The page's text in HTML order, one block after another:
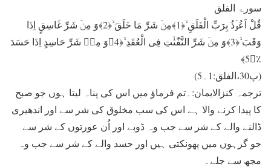
سورۃ الفلق
قُلْ اَعُوۡذُ بِرَبِّ الْفَلَقِ ۙ﴿1﴾مِنۡ شَرِّ مَا خَلَقَ ۙ﴿2﴾وَ مِنۡ شَرِّ غَاسِقٍ اِذَا
وَقَبَ ۙ﴿3﴾وَ مِنۡ شَرِّ النَّفّٰثٰتِ فِی الْعُقَدِ ۙ﴿4﴾وَ مِنۡ شَرِّ حَاسِدٍ اِذَا حَسَدَ
٪﴿5﴾
(پ30،الفلق:1۔5)
ترجمہ کنزالایمان:۔تم فرماؤ میں اس کی پناہ لیتا ہوں جو صبح
کا پیدا کرنے والا ہے اس کی سب مخلوق کی شر سے اور اندھیری
ڈالنے والے کے شر سے جب وہ ڈوبے اور اُن عورتوں کے شر سے
جو گرہوں میں پھونکتی ہیں اور حسد والے کے شر سے جب وہ
مجھ سے جلے۔